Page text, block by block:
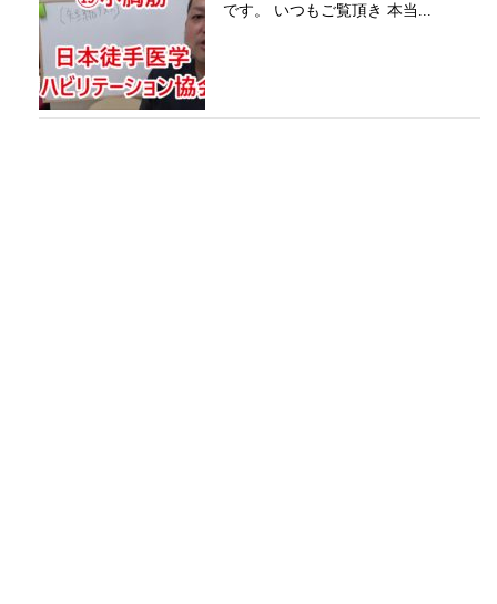
です。 いつもご覧頂き 本当...